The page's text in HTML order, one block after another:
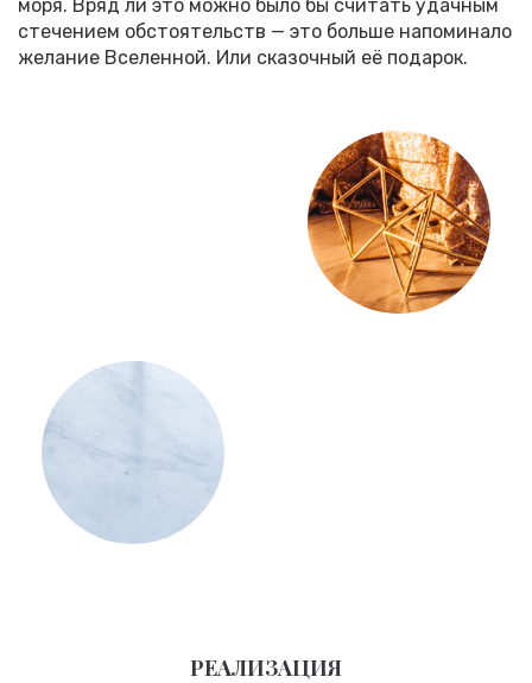
моря. Вряд ли это можно было бы считать удачным
стечением обстоятельств — это больше напоминало
желание Вселенной. Или сказочный её подарок.
РЕАЛИЗАЦИЯ